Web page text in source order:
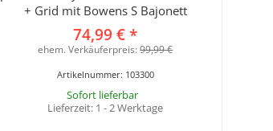
+ Grid mit Bowens S Bajonett
74,99 €*
ehem. Verkäuferpreis:99,99 €
Artikelnummer: 103300
Sofort lieferbar
Lieferzeit: 1 - 2 Werktage